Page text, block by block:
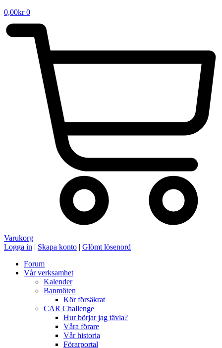
0,00kr 0
Varukorg
Logga in | Skapa konto | Glömt lösenord
Forum
Vår verksamhet
Kalender
Banmöten
Kör försäkrat
CAR Challenge
Hur börjar jag tävla?
Våra förare
Vår historia
Förarportal